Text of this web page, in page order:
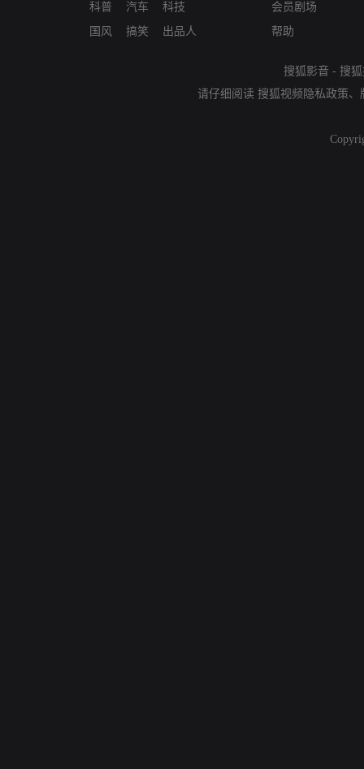
科普
国风
汽车
搞笑
科技
出品人
会员剧场
帮助
搜狐影音 - 搜
请仔细阅读 搜狐视频隐私政策、